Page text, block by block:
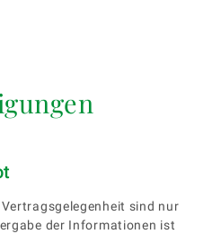
sind nur
der Informationen ist